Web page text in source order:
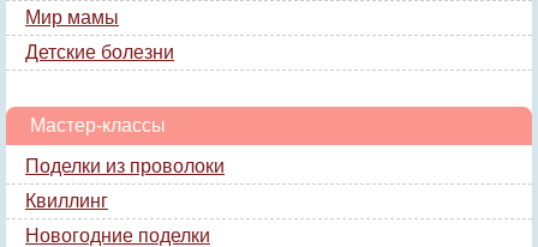
Мир мамы
Детские болезни
Мастер-классы
Поделки из проволоки
Квиллинг
Новогодние поделки